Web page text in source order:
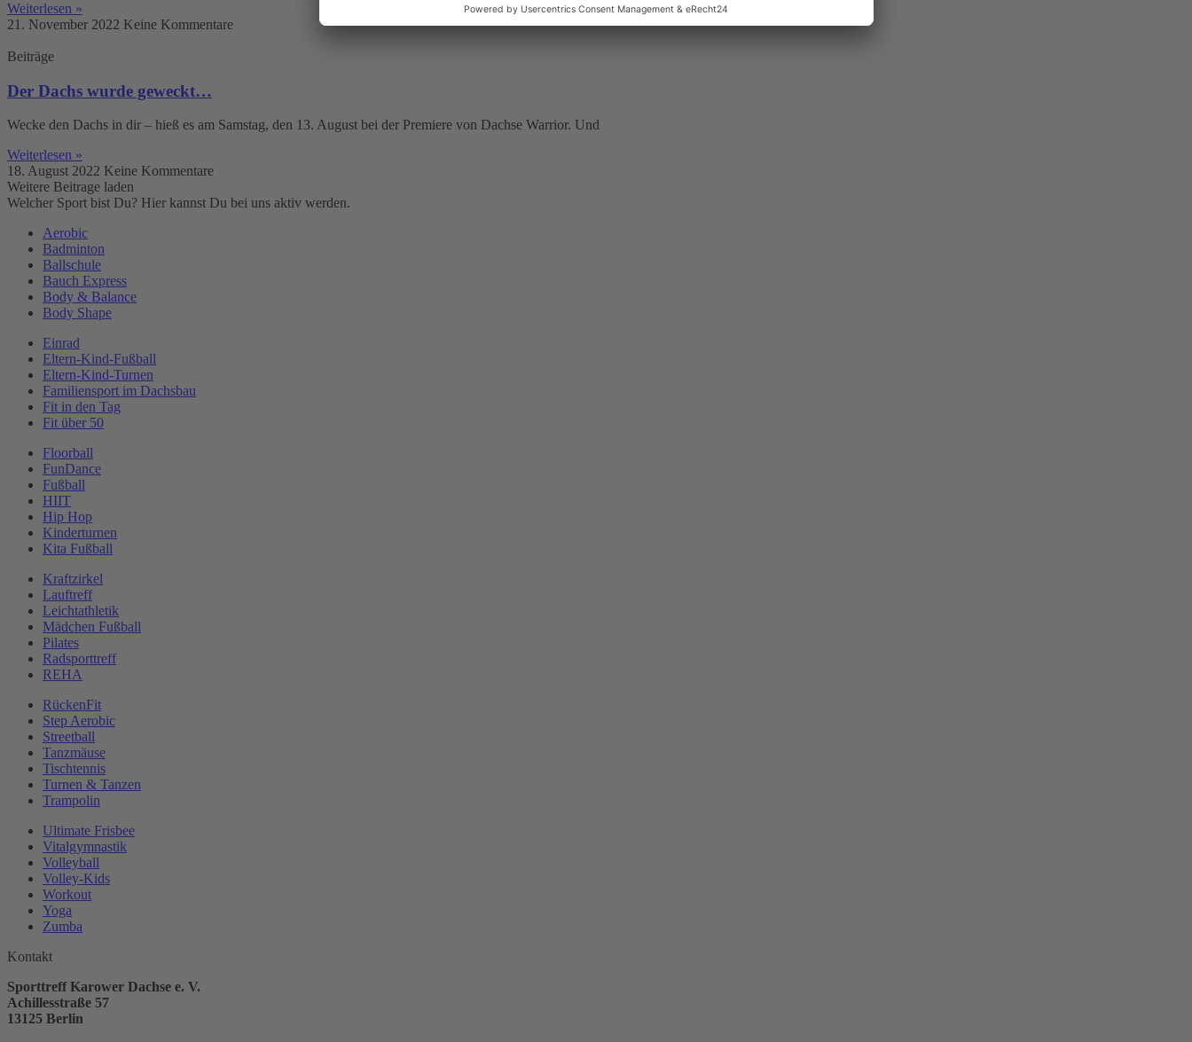
Weiterlesen »
21. November 2022 Keine Kommentare
Beiträge
Der Dachs wurde geweckt…
Wecke den Dachs in dir – hieß es am Samstag, den 13. August bei der Premiere von Dachse Warrior. Und
Weiterlesen »
18. August 2022 Keine Kommentare
Weitere Beitrage laden
Welcher Sport bist Du? Hier kannst Du bei uns aktiv werden.
Aerobic
Badminton
Ballschule
Bauch Express
Body & Balance
Body Shape
Einrad
Eltern-Kind-Fußball
Eltern-Kind-Turnen
Familiensport im Dachsbau
Fit in den Tag
Fit über 50
Floorball
FunDance
Fußball
HIIT
Hip Hop
Kinderturnen
Kita Fußball
Kraftzirkel
Lauftreff
Leichtathletik
Mädchen Fußball
Pilates
Radsporttreff
REHA
RückenFit
Step Aerobic
Streetball
Tanzmäuse
Tischtennis
Turnen & Tanzen
Trampolin
Ultimate Frisbee
Vitalgymnastik
Volleyball
Volley-Kids
Workout
Yoga
Zumba
Kontakt
Sporttreff Karower Dachse e. V.
Achillesstraße 57
13125 Berlin